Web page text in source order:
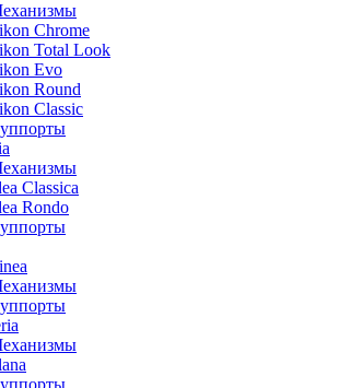
Chrome
Total Look
Evo
Round
Classic
Classica
Rondo